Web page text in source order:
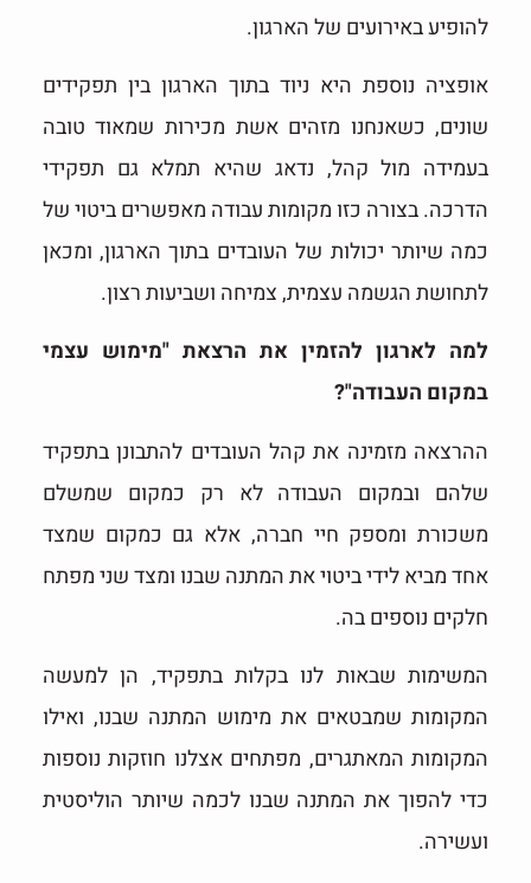
להופיע באירועים של הארגון.
אופציה נוספת היא ניוד בתוך הארגון בין תפקידים
שונים, כשאנחנו מזהים אשת מכירות שמאוד טובה
בעמידה מול קהל, נדאג שהיא תמלא גם תפקידי
הדרכה. בצורה כזו מקומות עבודה מאפשרים ביטוי של
כמה שיותר יכולות של העובדים בתוך הארגון, ומכאן
לתחושת הגשמה עצמית, צמיחה ושביעות רצון.
למה לארגון להזמין את הרצאת "מימוש עצמי
במקום העבודה"?
ההרצאה מזמינה את קהל העובדים להתבונן בתפקיד
שלהם ובמקום העבודה לא רק כמקום שמשלם
משכורת ומספק חיי חברה, אלא גם כמקום שמצד
אחד מביא לידי ביטוי את המתנה שבנו ומצד שני מפתח
חלקים נוספים בה.
המשימות שבאות לנו בקלות בתפקיד, הן למעשה
המקומות שמבטאים את מימוש המתנה שבנו, ואילו
המקומות המאתגרים, מפתחים אצלנו חוזקות נוספות
כדי להפוך את המתנה שבנו לכמה שיותר הוליסטית
ועשירה.